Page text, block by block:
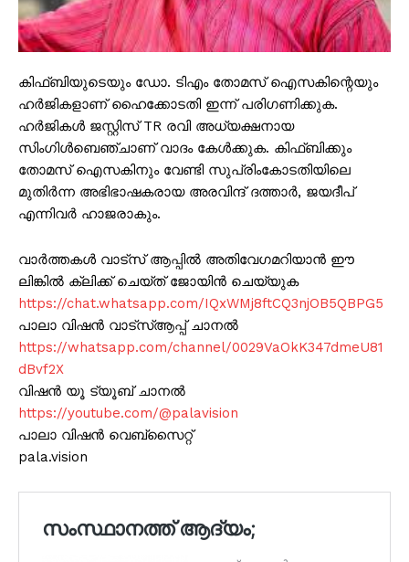
കിഫ്ബിയുടെയും ഡോ. ടിഎം തോമസ് ഐസകിന്റെയും
ഹർജികളാണ് ഹൈക്കോടതി ഇന്ന് പരിഗണിക്കുക.
ഹർജികൾ ജസ്റ്റിസ് TR രവി അധ്യക്ഷനായ
സിംഗിൾബെഞ്ചാണ് വാദം കേൾക്കുക. കിഫ്ബിക്കും
തോമസ് ഐസകിനും വേണ്ടി സുപ്രിംകോടതിയിലെ
മുതിർന്ന അഭിഭാഷകരായ അരവിന്ദ് ദത്താർ, ജയദീപ്
എന്നിവർ ഹാജരാകും.
വാർത്തകൾ വാട്സ് ആപ്പിൽ അതിവേഗമറിയാൻ ഈ
ലിങ്കിൽ ക്ലിക്ക് ചെയ്ത് ജോയിൻ ചെയ്യുക
https://chat.whatsapp.com/IQxWMj8ftCQ3njOB5QBPG5
പാലാ വിഷൻ വാട്സ്ആപ്പ് ചാനൽ
https://whatsapp.com/channel/0029VaOkK347dmeU81
dBvf2X
വിഷൻ യൂ ട്യൂബ് ചാനൽ
https://youtube.com/@palavision
പാലാ വിഷൻ വെബ്സൈറ്റ്
pala.vision